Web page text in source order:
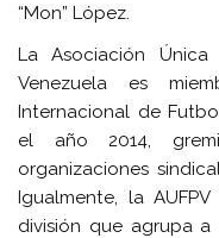
“Mon” López.
La Asociación
Venezuela es
Internacional de
el año 2014,
organizaciones
Igualmente, la
división que agrupa